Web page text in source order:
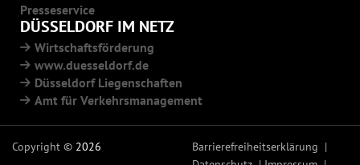
Presseservice
DÜSSELDORF IM NETZ
Wirtschaftsförderung
www.duesseldorf.de
Düsseldorf Liegenschaften
Amt für Verkehrsmanagement
Copyright © 2026
Barrierefreiheitserklärung